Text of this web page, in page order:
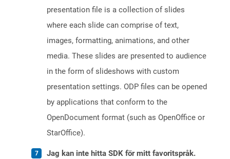
presentation file is a collection of slides
where each slide can comprise of text,
images, formatting, animations, and other
media. These slides are presented to audience
in the form of slideshows with custom
presentation settings. ODP files can be opened
by applications that conform to the
OpenDocument format (such as OpenOffice or
StarOffice).
Jag kan inte hitta SDK för mitt favoritspråk.